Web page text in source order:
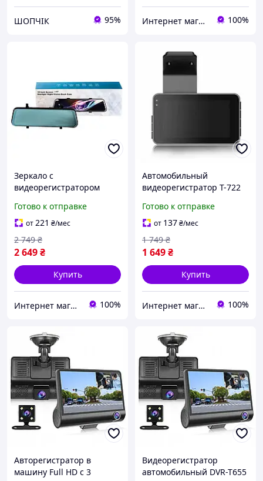
ШОПЧІК 95% Интернет магазин ВСЕМ ОПТ 100%
Зеркало с
видеорегистратором
touch AHD
Готово к отправке
от221 ₴/мес
2 649₴
2 749 ₴
Купить
Интернет магазин ВСЕМ ОПТ 100%
Автомобильный
видеорегистратор T-722
Готово к отправке
от 137₴/мес
1 649₴
1 749 ₴
Купить
Интернет магазин ВСЕМ ОПТ 100%
Авторегистратор в
машину Full HD с 3
Видеорегистратор
автомобильный DVR-T655